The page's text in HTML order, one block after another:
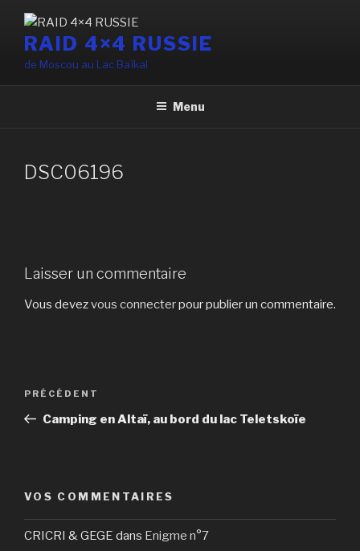
contenu
principal
RAID 4×4 RUSSIE
de Moscou au Lac Baïkal
Menu
DSC06196
Laisser un commentaire
Vous devezvous connecterpour publier un commentaire.
Navigation
l’article
Article
précédent
PRÉCÉDENT
Camping en Altaï, au bord du lac Teletskoïe
VOS COMMENTAIRES
CRICRI & GEGE dans Enigme n°7